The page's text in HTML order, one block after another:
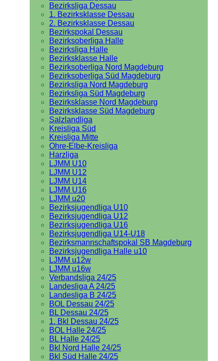
Bezirksliga Dessau
1. Bezirksklasse Dessau
2. Bezirksklasse Dessau
Bezirkspokal Dessau
Bezirksoberliga Halle
Bezirksliga Halle
Bezirksklasse Halle
Bezirksoberliga Nord Magdeburg
Bezirksoberliga Süd Magdeburg
Bezirksliga Nord Magdeburg
Bezirksliga Süd Magdeburg
Bezirksklasse Nord Magdeburg
Bezirksklasse Süd Magdeburg
Salzlandliga
Kreisliga Süd
Kreisliga Mitte
Ohre-Elbe-Kreisliga
Harzliga
LJMM U10
LJMM U12
LJMM U14
LJMM U16
LJMM u20
Bezirksjugendliga U10
Bezirksjugendliga U12
Bezirksjugendliga U16
Bezirksjugendliga U14-U18
Bezirksmannschaftspokal SB Magdeburg
Bezirksjugendliga Halle u10
LJMM u12w
LJMM u16w
Verbandsliga 24/25
Landesliga A 24/25
Landesliga B 24/25
BOL Dessau 24/25
BL Dessau 24/25
1. Bkl Dessau 24/25
BOL Halle 24/25
BL Halle 24/25
Bkl Nord Halle 24/25
Bkl Süd Halle 24/25